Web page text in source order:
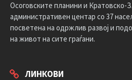
Осоговските планини и Кратовско-
административен центар со 37
посветена на одржлив развој и
на живот на сите граѓани.
ЛИНКОВИ